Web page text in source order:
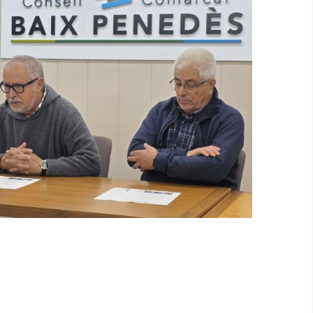
Del Baix Penedès Presenta
La Setmana De La Pedra Seca
2025
Medi
Turisme